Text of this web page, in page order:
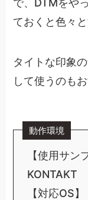
で、DTMをや
ておくと色々
タイトな印象
して使うのもお
動作環境
【使用サン
KONTAKT
【対応OS】